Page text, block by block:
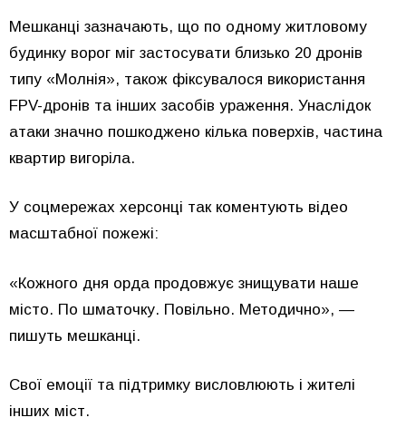
Мешканці зазначають, що по одному житловому
будинку ворог міг застосувати близько 20 дронів
типу «Молнія», також фіксувалося використання
FPV-дронів та інших засобів ураження. Унаслідок
атаки значно пошкоджено кілька поверхів, частина
квартир вигоріла.
У соцмережах херсонці так коментують відео
масштабної пожежі:
«Кожного дня орда продовжує знищувати наше
місто. По шматочку. Повільно. Методично», —
пишуть мешканці.
Свої емоції та підтримку висловлюють і жителі
інших міст.